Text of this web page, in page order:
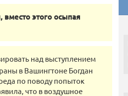
вместо этого осыпая
над выступлением
в Вашингтоне Богдан
по поводу попыток
что в воздушное